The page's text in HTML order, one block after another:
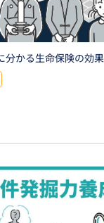
分かる生命保険の効果